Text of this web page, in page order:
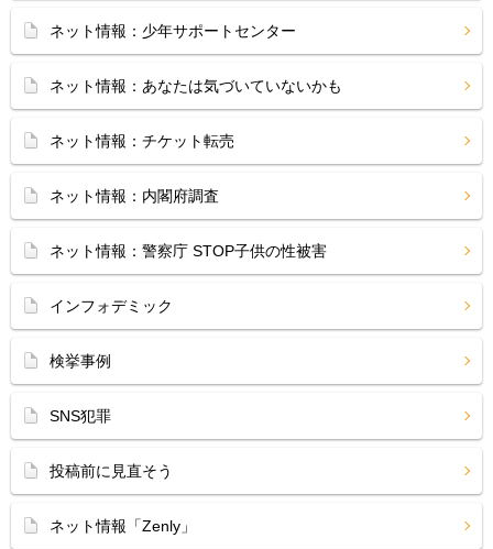
ネット情報：少年サポートセンター
ネット情報：あなたは気づいていないかも
ネット情報：チケット転売
ネット情報：内閣府調査
ネット情報：警察庁 STOP子供の性被害
インフォデミック
検挙事例
SNS犯罪
投稿前に見直そう
ネット情報「Zenly」